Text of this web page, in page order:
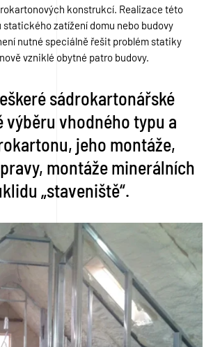
konstrukcí. Realizace této
statického zatížení domu nebo budovy
nutné speciálně řešit problém statiky
vzniklé obytné patro budovy.
sádrokartonářské
výběru vhodného typu a
jeho montáže,
montáže minerálních
„staveniště“.
VĚTŠÍ FOTO